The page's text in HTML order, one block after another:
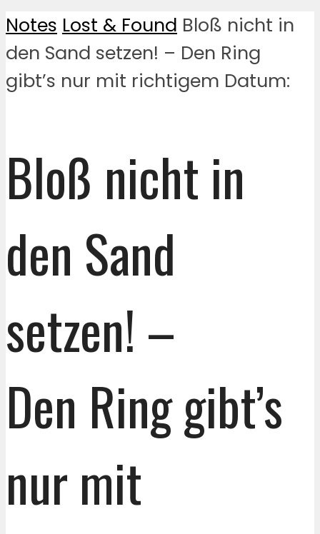
Notes Lost & Found Bloß nicht in
den Sand setzen! – Den Ring
gibt’s nur mit richtigem Datum:
Bloß nicht in
den Sand
setzen! –
Den Ring gibt’s
nur mit